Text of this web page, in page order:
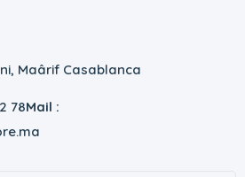
Maârif Casablanca
78Mail :